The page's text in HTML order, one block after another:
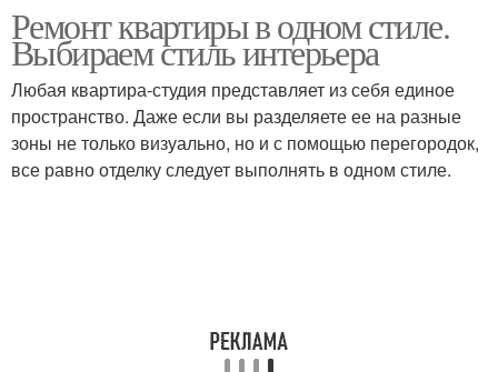
Ремонт квартиры в одном стиле.
Выбираем стиль интерьера
Любая квартира-студия представляет из себя единое
пространство. Даже если вы разделяете ее на разные
зоны не только визуально, но и с помощью перегородок,
все равно отделку следует выполнять в одном стиле.